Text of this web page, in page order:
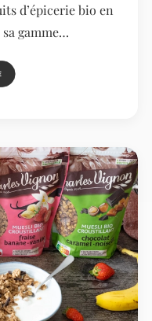
d’épicerie bio en
gamme…